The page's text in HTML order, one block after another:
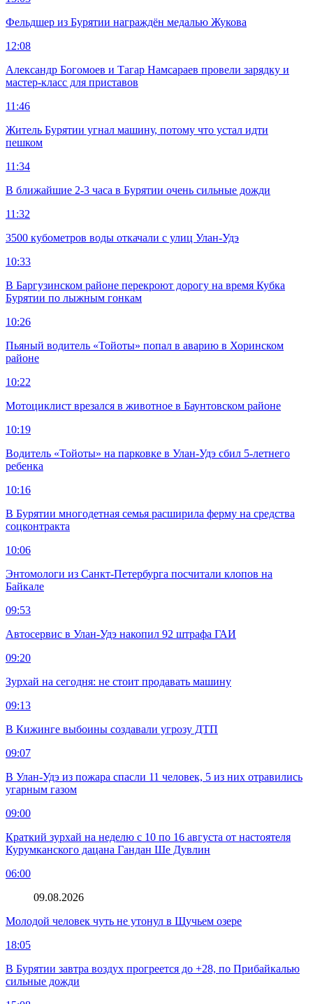
Фельдшер из Бурятии награждён медалью Жукова
12:08
Александр Богомоев и Тагар Намсараев провели зарядку и
мастер-класс для приставов
11:46
Житель Бурятии угнал машину, потому что устал идти
пешком
11:34
В ближайшие 2-3 часа в Бурятии очень сильные дожди
11:32
3500 кубометров воды откачали с улиц Улан-Удэ
10:33
В Баргузинском районе перекроют дорогу на время Кубка
Бурятии по лыжным гонкам
10:26
Пьяный водитель «Тойоты» попал в аварию в Хоринском
районе
10:22
Мотоциклист врезался в животное в Баунтовском районе
10:19
Водитель «Тойоты» на парковке в Улан-Удэ сбил 5-летнего
ребенка
10:16
В Бурятии многодетная семья расширила ферму на средства
соцконтракта
10:06
Энтомологи из Санкт-Петербурга посчитали клопов на
Байкале
09:53
Автосервис в Улан-Удэ накопил 92 штрафа ГАИ
09:20
Зурхай на сегодня: не стоит продавать машину
09:13
В Кижинге выбоины создавали угрозу ДТП
09:07
В Улан-Удэ из пожара спасли 11 человек, 5 из них отравились
угарным газом
09:00
Краткий зурхай на неделю с 10 по 16 августа от настоятеля
Курумканского дацана Гандан Ше Дувлин
06:00
09.08.2026
Молодой человек чуть не утонул в Щучьем озере
18:05
В Бурятии завтра воздух прогреется до +28, по Прибайкалью
сильные дожди